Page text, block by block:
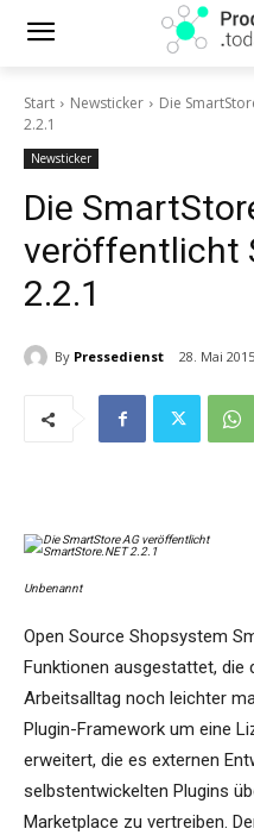
Start Newsticker
Die
2.2.1
Newsticker
Die
veröffentlicht
2.2.1
By Pressedienst 28. Mai 2015
Unbenannt
Open Source Shopsystem
Funktionen ausgestattet, die
Arbeitsalltag noch leichter
Plugin-Framework um eine
erweitert, die es externen
selbstentwickelten Plugins
Marketplace zu vertreiben.